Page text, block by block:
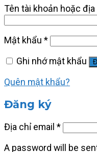
Tên tài khoản hoặc địa
Mật khẩu *
Ghi nhớ mật khẩu
Quên mật khẩu?
Đăng ký
Địa chỉ email *
A password will be